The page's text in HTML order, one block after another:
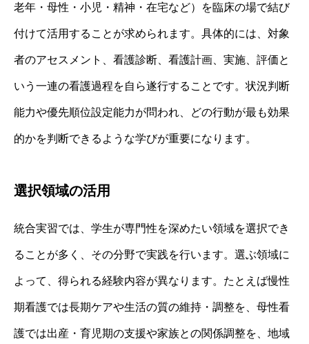
老年・母性・小児・精神・在宅など）を臨床の場で結び
付けて活用することが求められます。具体的には、対象
者のアセスメント、看護診断、看護計画、実施、評価と
いう一連の看護過程を自ら遂行することです。状況判断
能力や優先順位設定能力が問われ、どの行動が最も効果
的かを判断できるような学びが重要になります。
選択領域の活用
統合実習では、学生が専門性を深めたい領域を選択でき
ることが多く、その分野で実践を行います。選ぶ領域に
よって、得られる経験内容が異なります。たとえば慢性
期看護では長期ケアや生活の質の維持・調整を、母性看
護では出産・育児期の支援や家族との関係調整を、地域